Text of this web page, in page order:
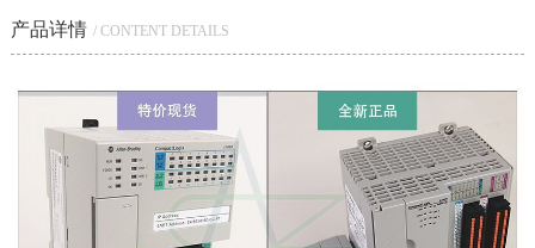
产品详情 / CONTENT DETAILS